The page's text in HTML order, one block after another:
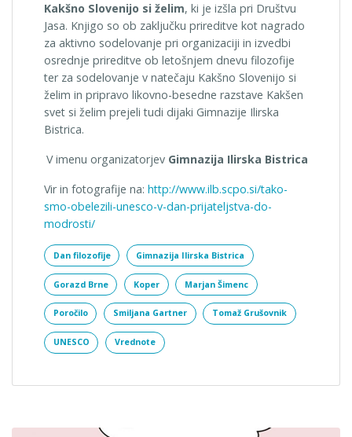
Kakšno Slovenijo si želim, ki je izšla pri Društvu
Jasa. Knjigo so ob zaključku prireditve kot nagrado
za aktivno sodelovanje pri organizaciji in izvedbi
osrednje prireditve ob letošnjem dnevu filozofije
ter za sodelovanje v natečaju Kakšno Slovenijo si
želim in pripravo likovno-besedne razstave Kakšen
svet si želim prejeli tudi dijaki Gimnazije Ilirska
Bistrica.
V imenu organizatorjev Gimnazija Ilirska Bistrica
Vir in fotografije na: http://www.ilb.scpo.si/tako-
smo-obelezili-unesco-v-dan-prijateljstva-do-
modrosti/
Dan filozofije Gimnazija Ilirska Bistrica
Gorazd Brne Koper Marjan Šimenc
Poročilo Smiljana Gartner Tomaž Grušovnik
UNESCO Vrednote